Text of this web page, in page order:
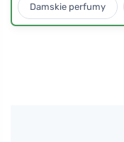
Damskie perfumy